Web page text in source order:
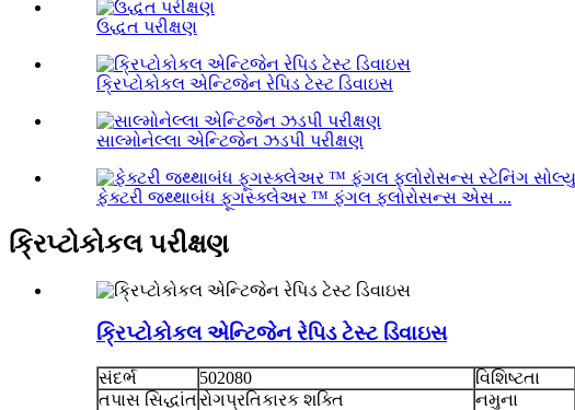
ઉદ્ધત પરીક્ષણ
ક્રિપ્ટોકોકલ એન્ટિજેન રેપિડ ટેસ્ટ ડિવાઇસ
સાલ્મોનેલ્લા એન્ટિજેન ઝડપી પરીક્ષણ
ફેક્ટરી જથ્થાબંધ ફૂગસ્ક્લેઅર ™ ફંગલ ફ્લોરોસન્સ એસ ...
ક્રિપ્ટોકોકલ પરીક્ષણ
ક્રિપ્ટોકોકલ એન્ટિજેન રેપિડ ટેસ્ટ ડિવાઇસ
સંદર્ભ 502080 વિશિષ્ટતા
તપાસ સિદ્ધાંતરોગપ્રતિકારક શક્તિ નમુના